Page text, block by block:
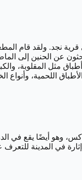
عن الحنين إلى
مثل المقلوبة،
اللحمية، وأنواع
إثارة في